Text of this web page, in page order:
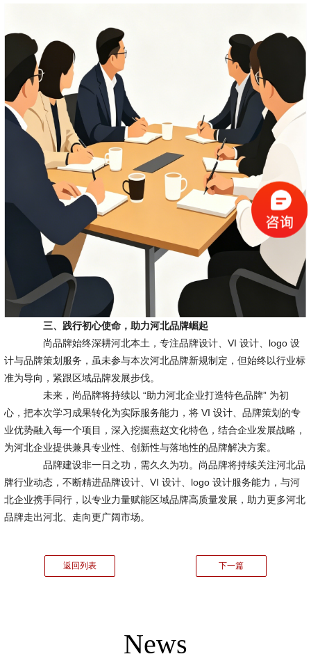
三、践行初心使命，助力河北品牌崛起
尚品牌始终深耕河北本土，专注品牌设计、VI 设计、logo 设
计与品牌策划服务，虽未参与本次河北品牌新规制定，但始终以行业标
准为导向，紧跟区域品牌发展步伐。
未来，尚品牌将持续以 “助力河北企业打造特色品牌” 为初
心，把本次学习成果转化为实际服务能力，将 VI 设计、品牌策划的专
业优势融入每一个项目，深入挖掘燕赵文化特色，结合企业发展战略，
为河北企业提供兼具专业性、创新性与落地性的品牌解决方案。
品牌建设非一日之功，需久久为功。尚品牌将持续关注河北品
牌行业动态，不断精进品牌设计、VI 设计、logo 设计服务能力，与河
北企业携手同行，以专业力量赋能区域品牌高质量发展，助力更多河北
品牌走出河北、走向更广阔市场。
返回列表 下一篇
News